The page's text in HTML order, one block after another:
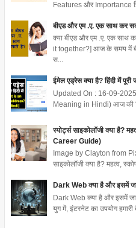
Features और Importance
बीएड और एम .ए. एक साथ कर
क्या बीएड और एम .ए. एक
it together?] आज के समय में
स...
ईमेल एड्रेस क्या है? हिंदी में पूरी
Updated On : 16-09-
Meaning in Hindi) आज की
स्पोर्ट्स साइकोलॉजी क्या है?
Career Guide)
Image by Clayton from
साइकोलॉजी क्या है? महत्व,
Dark Web क्या है और इसमें
Dark Web क्या है और इसमें
युग में, इंटरनेट का उपयोग हमारी